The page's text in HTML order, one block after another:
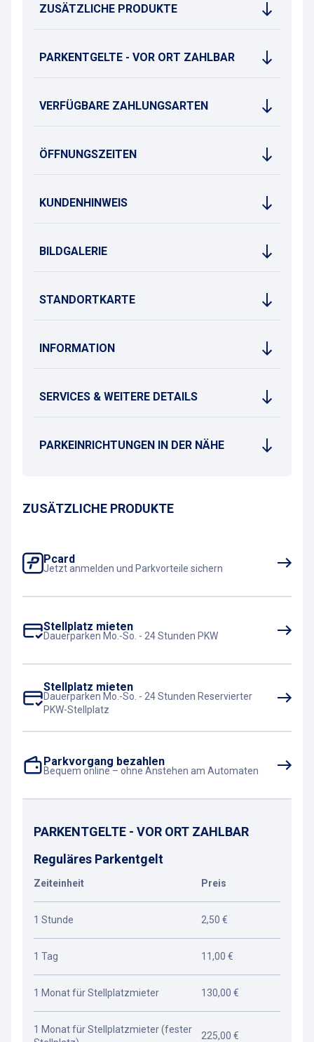
ZUSÄTZLICHE PRODUKTE
PARKENTGELTE - VOR ORT ZAHLBAR
VERFÜGBARE ZAHLUNGSARTEN
ÖFFNUNGSZEITEN
KUNDENHINWEIS
BILDGALERIE
STANDORTKARTE
INFORMATION
SERVICES & WEITERE DETAILS
PARKEINRICHTUNGEN IN DER NÄHE
ZUSÄTZLICHE PRODUKTE
Pcard
Jetzt anmelden und Parkvorteile sichern
Stellplatz mieten
Dauerparken Mo.-So. - 24 Stunden PKW
Stellplatz mieten
Dauerparken Mo.-So. - 24 Stunden Reservierter
PKW-Stellplatz
Parkvorgang bezahlen
Bequem online – ohne Anstehen am Automaten
PARKENTGELTE - VOR ORT ZAHLBAR
Reguläres Parkentgelt
Zeiteinheit Preis
1 Stunde 2,50 €
1 Tag 11,00 €
1 Monat für Stellplatzmieter 130,00 €
1 Monat für Stellplatzmieter (fester
225,00 €